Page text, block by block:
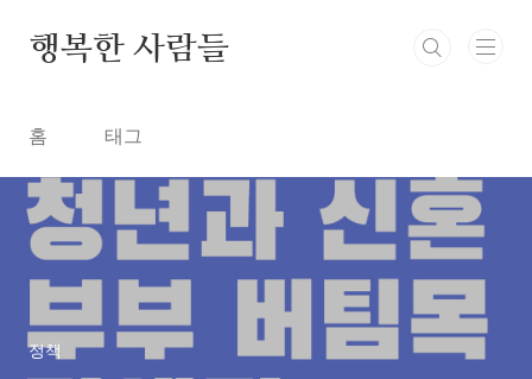
행복한 사람들
홈 태그
정책